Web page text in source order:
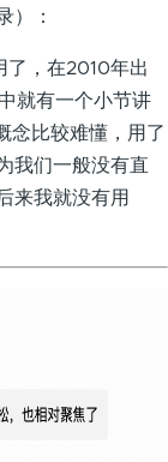
）：
，在2010年出
就有一个小节讲
念比较难懂，用了
我们一般没有直
来我就没有用